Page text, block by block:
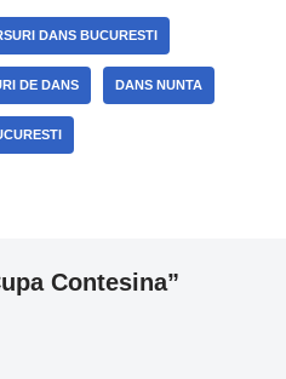
DANS BUCURESTI
DE DANS DANS NUNTA
Contesina”